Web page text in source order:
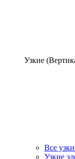
Узкие
Все
Узкие